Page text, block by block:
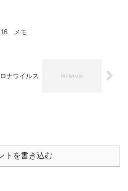
16 メモ
ナウイルス
トを書き込む